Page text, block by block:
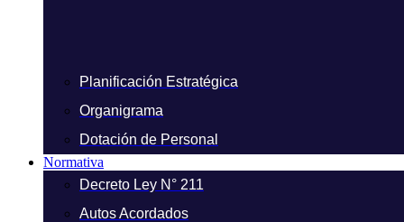
Planificación Estratégica
Organigrama
Dotación de Personal
Normativa
Decreto Ley N° 211
Autos Acordados